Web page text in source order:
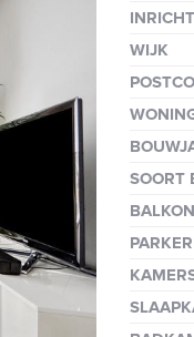
volgende
WIJK
SOORT
BALKON